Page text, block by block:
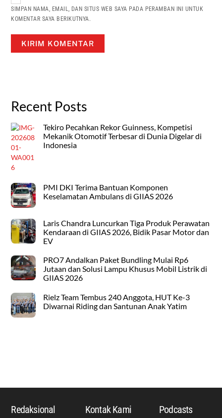
SIMPAN NAMA, EMAIL, DAN SITUS WEB SAYA PADA PERAMBAN INI UNTUK
KOMENTAR SAYA BERIKUTNYA.
Recent Posts
Tekiro Pecahkan Rekor Guinness, Kompetisi
Mekanik Otomotif Terbesar di Dunia Digelar di
Indonesia
PMI DKI Terima Bantuan Komponen
Keselamatan Ambulans di GIIAS 2026
Laris Chandra Luncurkan Tiga Produk Perawatan
Kendaraan di GIIAS 2026, Bidik Pasar Motor dan
EV
PRO7 Andalkan Paket Bundling Mulai Rp6
Jutaan dan Solusi Lampu Khusus Mobil Listrik di
GIIAS 2026
Rielz Team Tembus 240 Anggota, HUT Ke-3
Diwarnai Riding dan Santunan Anak Yatim
Redaksional Kontak Kami Podcasts